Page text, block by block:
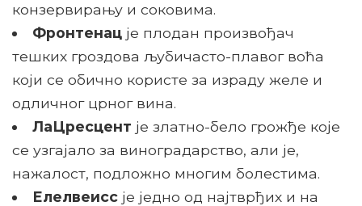
конзервирању и соковима.
Фронтенацје плодан произвођач
тешких гроздова љубичасто-плавог воћа
који се обично користе за израду желе и
одличног црног вина.
ЛаЦресцент је златно-бело грожђе које
се узгајало за виноградарство, али је,
нажалост, подложно многим болестима.
Елелвеиссје једно од најтврђих и на